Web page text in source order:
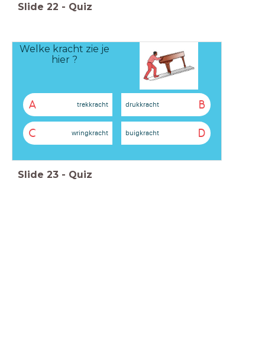
Slide 22 - Quiz
Welke kracht zie je
hier ?
A trekkracht B
drukkracht
C wringkracht D
buigkracht
Slide 23 - Quiz